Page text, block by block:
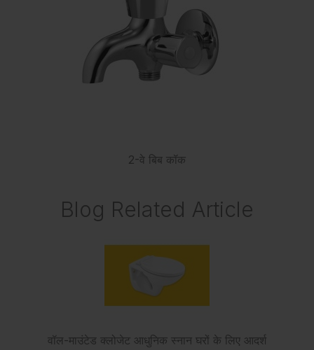
2-वे बिब कॉक
Blog Related Article
वॉल-माउंटेड क्लोजेट आधुनिक स्नान घरों के लिए आदर्श